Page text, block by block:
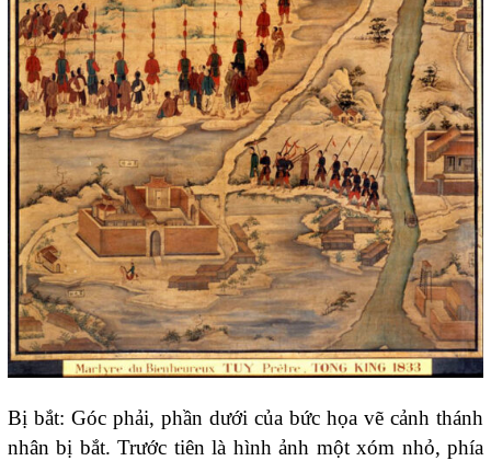
Bị bắt: Góc phải, phần dưới của bức họa vẽ cảnh thánh
nhân bị bắt. Trước tiên là hình ảnh một xóm nhỏ, phía